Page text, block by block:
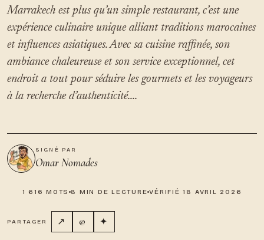
Marrakech est plus qu’un simple restaurant, c’est une
expérience culinaire unique alliant traditions marocaines
et influences asiatiques. Avec sa cuisine raffinée, son
ambiance chaleureuse et son service exceptionnel, cet
endroit a tout pour séduire les gourmets et les voyageurs
à la recherche d’authenticité....
SIGNÉ PAR
Omar Nomades
1 616 MOTS 8 MIN DE LECTURE VÉRIFIÉ 18 AVRIL 2026
PARTAGER ↗ @ ✦